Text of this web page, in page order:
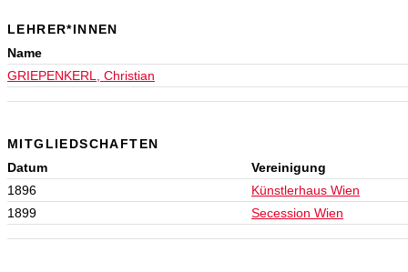
LEHRER*INNEN
Name
GRIEPENKERL, Christian
MITGLIEDSCHAFTEN
Datum
Vereinigung
1896
Künstlerhaus Wien
1899
Secession Wien